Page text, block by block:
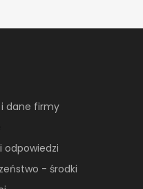
dane firmy
odpowiedzi
- środki